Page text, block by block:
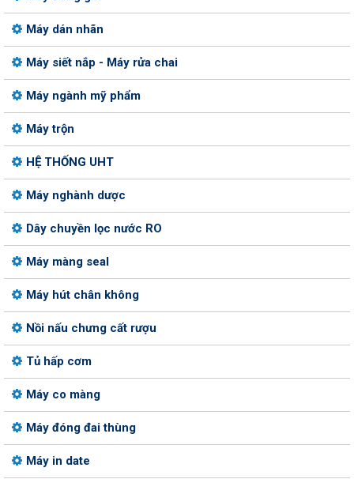
Máy dán nhãn
Máy siết nắp - Máy rửa chai
Máy ngành mỹ phẩm
Máy trộn
HỆ THỐNG UHT
Máy nghành dược
Dây chuyền lọc nước RO
Máy màng seal
Máy hút chân không
Nồi nấu chưng cất rượu
Tủ hấp cơm
Máy co màng
Máy đóng đai thùng
Máy in date